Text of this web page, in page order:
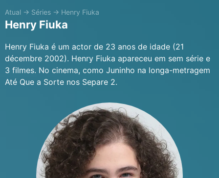
Atual → Séries → Henry Fiuka
Henry Fiuka
Henry Fiuka é um actor de 23 anos de idade (21
décembre 2002). Henry Fiuka apareceu em sem série e
3 filmes. No cinema, como Juninho na longa-metragem
Até Que a Sorte nos Separe 2.